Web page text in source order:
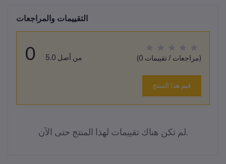
التقييمات والمراجعات
0 من أصل 5.0 (0 مراجعات / تقييمات)
قيم هذا المنتج
لم تكن هناك تقييمات لهذا المنتج حتى الآن.